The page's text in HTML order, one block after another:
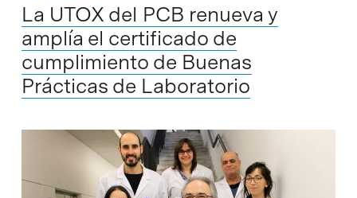
La UTOX del PCB renueva y
amplía el certificado de
cumplimiento de Buenas
Prácticas de Laboratorio